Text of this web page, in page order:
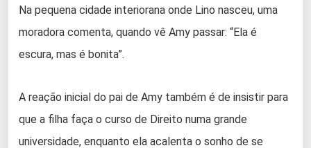
Na pequena cidade interiorana onde Lino nasceu, uma
moradora comenta, quando vê Amy passar: “Ela é
escura, mas é bonita”.
A reação inicial do pai de Amy também é de insistir para
que a filha faça o curso de Direito numa grande
universidade, enquanto ela acalenta o sonho de se